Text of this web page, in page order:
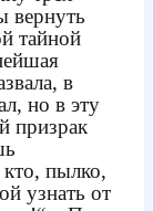
вернуть
тайной
в
но в эту
призрак
кто, пылко,
узнать от